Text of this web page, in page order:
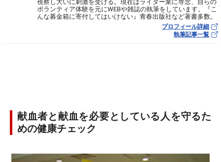
視察し大いに刺激を受ける。現在はライター業に専念、自らの
ボランティア体験を元にWEBや雑誌の執筆をしています。『こ
んな募金箱に寄付してはいけない』青春出版社など著書多数。
プロフィール詳細
執筆記事一覧
献血者と献血を必要としている人を守るた
めの健康チェック